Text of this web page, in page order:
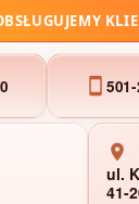
ul.
41-